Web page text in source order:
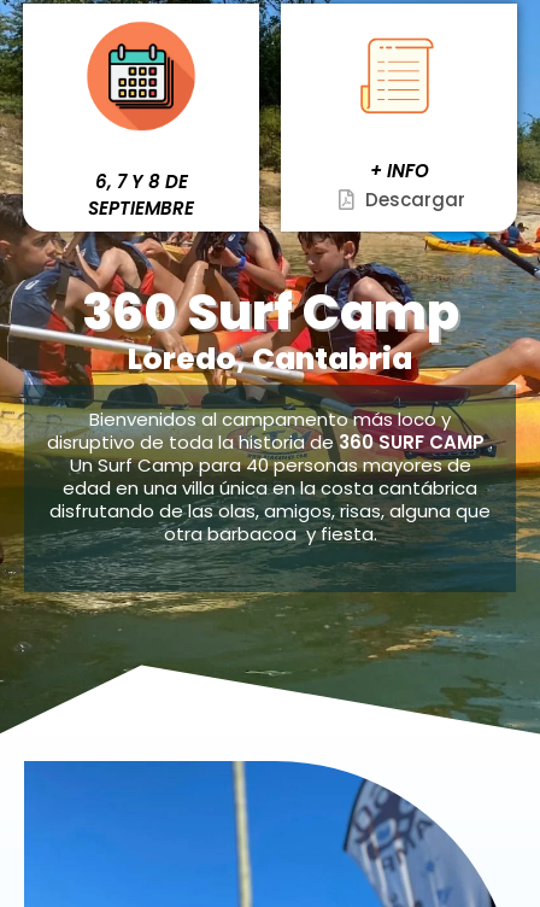
6, 7 Y 8 DE
SEPTIEMBRE
+ INFO
Descargar
360 Surf Camp
Loredo, Cantabria
Bienvenidos al campamento más loco y
disruptivo de toda la historia de360 SURF CAMP.
Un Surf Camp para 40 personas mayores de
edad en una villa única en la costa cantábrica
disfrutando de las olas, amigos, risas, alguna que
otra barbacoa y fiesta.